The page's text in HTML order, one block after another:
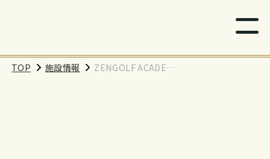
TOP 施設情報
ZENGOLF ACADEMY